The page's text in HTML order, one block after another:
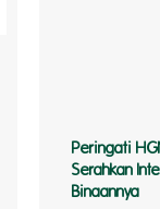
Peringati
Serahkan
Binaannya